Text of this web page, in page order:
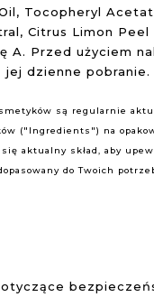
Tocopheryl
Citrus Limon Peel
A. Przed użyciem
jej dzienne pobranie.
są regularnie
("Ingredients") na
aktualny skład, aby
do Twoich